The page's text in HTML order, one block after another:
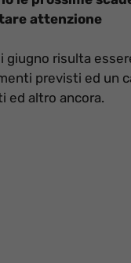
attenzione
giugno risulta
previsti ed un
ed altro ancora.